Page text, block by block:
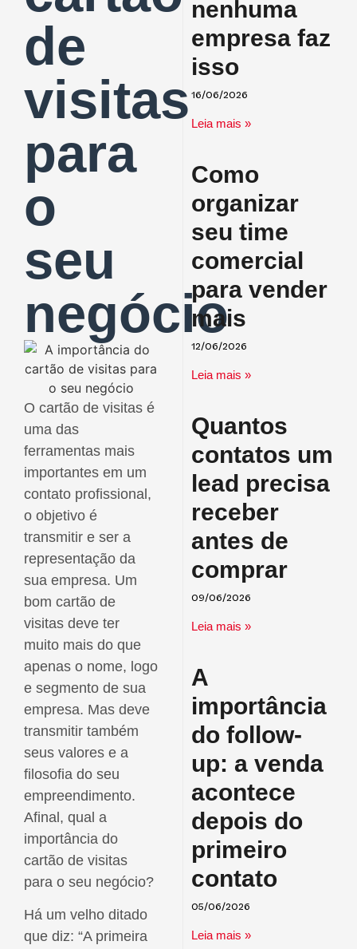
de
visitas
para
o
seu
negócio
O cartão de visitas é
uma das
ferramentas mais
importantes em um
contato profissional,
o objetivo é
transmitir e ser a
representação da
sua empresa. Um
bom cartão de
visitas deve ter
muito mais do que
apenas o nome, logo
e segmento de sua
empresa. Mas deve
transmitir também
seus valores e a
filosofia do seu
empreendimento.
Afinal, qual a
importância do
cartão de visitas
para o seu negócio?
Há um velho ditado
que diz: “A primeira
nenhuma
empresa faz
isso
16/06/2026
Leia mais »
Como
organizar
seu time
comercial
para vender
mais
12/06/2026
Leia mais »
Quantos
contatos um
lead precisa
receber
antes de
comprar
09/06/2026
Leia mais »
A
importância
do follow-
up: a venda
acontece
depois do
primeiro
contato
05/06/2026
Leia mais »